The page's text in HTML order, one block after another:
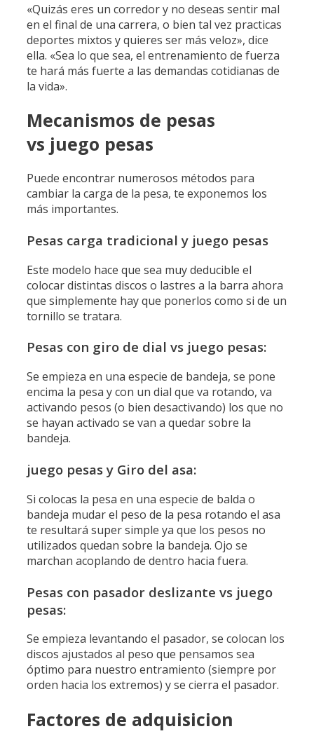
«Quizás eres un corredor y no deseas sentir mal
en el final de una carrera, o bien tal vez practicas
deportes mixtos y quieres ser más veloz», dice
ella. «Sea lo que sea, el entrenamiento de fuerza
te hará más fuerte a las demandas cotidianas de
la vida».
Mecanismos de pesas
vs juego pesas
Puede encontrar numerosos métodos para
cambiar la carga de la pesa, te exponemos los
más importantes.
Pesas carga tradicional y juego pesas
Este modelo hace que sea muy deducible el
colocar distintas discos o lastres a la barra ahora
que simplemente hay que ponerlos como si de un
tornillo se tratara.
Pesas con giro de dial vs juego pesas:
Se empieza en una especie de bandeja, se pone
encima la pesa y con un dial que va rotando, va
activando pesos (o bien desactivando) los que no
se hayan activado se van a quedar sobre la
bandeja.
juego pesas y Giro del asa:
Si colocas la pesa en una especie de balda o
bandeja mudar el peso de la pesa rotando el asa
te resultará super simple ya que los pesos no
utilizados quedan sobre la bandeja. Ojo se
marchan acoplando de dentro hacia fuera.
Pesas con pasador deslizante vs juego
pesas:
Se empieza levantando el pasador, se colocan los
discos ajustados al peso que pensamos sea
óptimo para nuestro entramiento (siempre por
orden hacia los extremos) y se cierra el pasador.
Factores de adquisicion